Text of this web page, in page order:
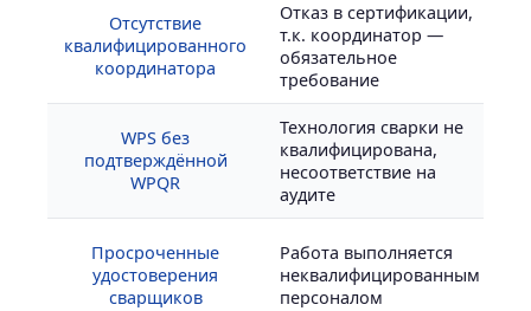
Отсутствие
квалифицированного
координатора
Отказ в сертификации,
т.к. координатор —
обязательное
требование
WPS без
подтверждённой
WPQR
Технология сварки не
квалифицирована,
несоответствие на
аудите
Просроченные
удостоверения
сварщиков
Работа выполняется
неквалифицированным
персоналом